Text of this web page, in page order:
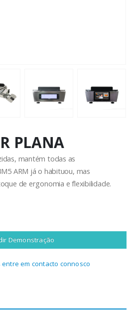
PLANA
mantém todas as
ARM já o habituou, mas
de ergonomia e flexibilidade.
Demonstração
em contacto connosco